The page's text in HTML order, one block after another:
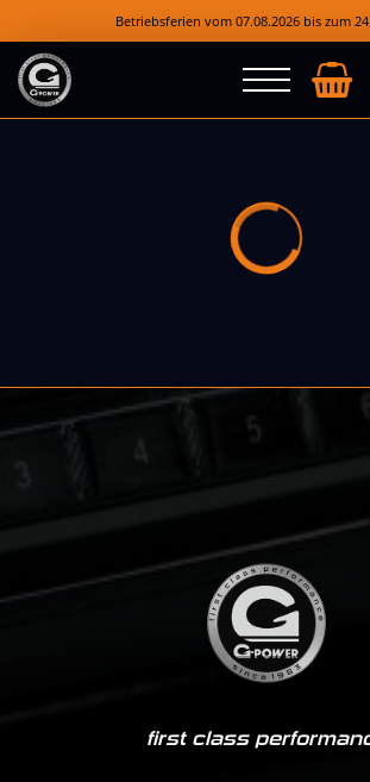
Betriebsferien vom 07.08.2026 bis zum
first class